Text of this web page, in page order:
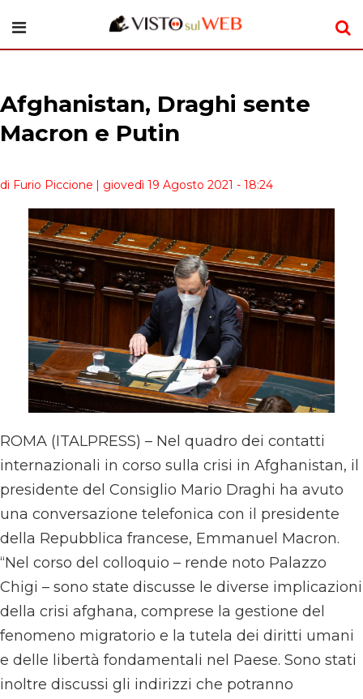
Afghanistan, Draghi sente
Macron e Putin
di Furio Piccione | giovedì 19 Agosto 2021 - 18:24
ROMA (ITALPRESS) – Nel quadro dei contatti
internazionali in corso sulla crisi in Afghanistan, il
presidente del Consiglio Mario Draghi ha avuto
una conversazione telefonica con il presidente
della Repubblica francese, Emmanuel Macron.
“Nel corso del colloquio – rende noto Palazzo
Chigi – sono state discusse le diverse implicazioni
della crisi afghana, comprese la gestione del
fenomeno migratorio e la tutela dei diritti umani
e delle libertà fondamentali nel Paese. Sono stati
inoltre discussi gli indirizzi che potranno